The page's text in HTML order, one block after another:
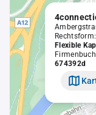
Rechtsform:
Flexible
674392d